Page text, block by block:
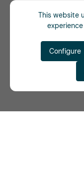
This website
Configure